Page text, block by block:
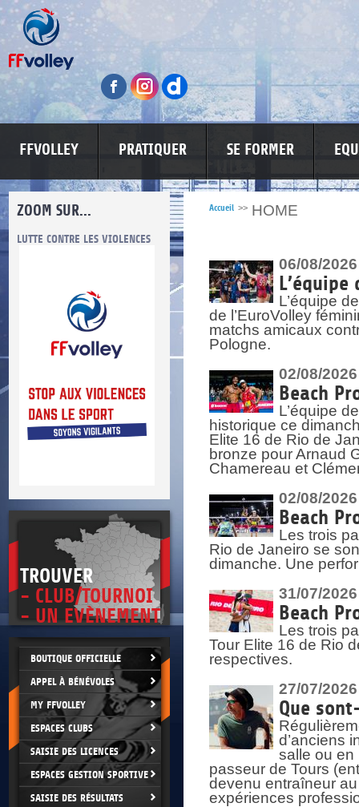
FFVOLLEY PRATIQUER SE FORMER
ZOOM SUR...
LUTTE CONTRE LES VIOLENCES MA PETITE SPONSO
>
TROUVER
- CLUB/TOURNOI
- UN EVÈNEMENT
BOUTIQUE OFFICIELLE
APPEL À BÉNÉVOLES
MY FFVOLLEY
ESPACES CLUBS
SAISIE DES LICENCES
ESPACES GESTION SPORTIVE
SAISIE DES RÉSULTATS
Accueil >> HOME
06/08/2026
L’équipe
L’équipe
de l’EuroVolley
matchs amicaux
Pologne.
02/08/2026
Beach
L’équipe
historique ce
Elite 16 de Rio de
bronze pour Arnaud
Chamereau et
02/08/2026
Beach
Les trois
Rio de Janeiro se
dimanche. Une
31/07/2026
Beach
Les trois
Tour Elite 16 de Rio
respectives.
27/07/2026
Que
d’anciens
salle ou en
passeur de Tours
devenu entraîneur
expériences